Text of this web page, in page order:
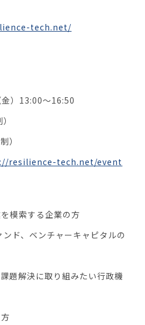
tech.net/
）13:00〜16:50
）
resilience-tech.net/event
模索する企業の方
ンド、ベンチャーキャピタルの
題解決に取り組みたい行政機